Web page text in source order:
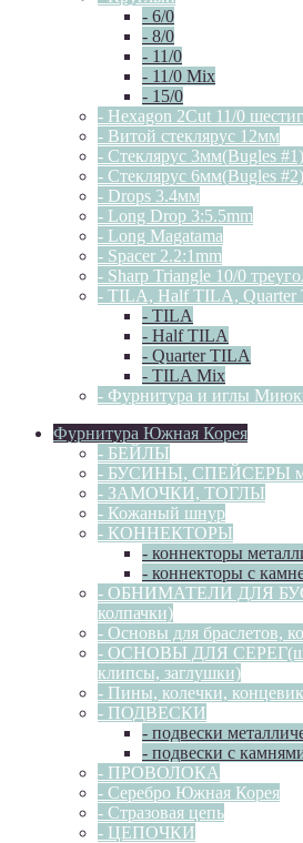
- 6/0
- 8/0
- 11/0
- 11/0 Mix
- 15/0
- Hexagon 2Cut 11/0
- Витой стеклярус 12мм
- Стеклярус 3мм(Bugles #1)
- Стеклярус 6мм(Bugles #2)
- Drops 3.4мм
- Long Drop 3:5.5mm
- Long Magatama
- Spacer 2.2:1mm
- Sharp Triangle 10/0
- TILA, Half TILA, Quarter
- TILA
- Half TILA
- Quarter TILA
- TILA Mix
- Фурнитура и иглы
Фурнитура Южная Корея
- БЕЙЛЫ
- БУСИНЫ, СПЕЙСЕРЫ
- ЗАМОЧКИ, ТОГЛЫ
- Кожаный шнур
- КОННЕКТОРЫ
- коннекторы
- коннекторы с
- ОБНИМАТЕЛИ ДЛЯ
колпачки)
- Основы для браслетов,
- ОСНОВЫ ДЛЯ
клипсы, заглушки)
- Пины, колечки,
- ПОДВЕСКИ
- подвески
- подвески с
- ПРОВОЛОКА
- Серебро Южная Корея
- Стразовая цепь
- ЦЕПОЧКИ